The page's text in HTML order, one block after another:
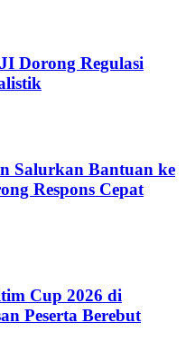
Dorong Regulasi
Salurkan Bantuan ke
Respons Cepat
Cup 2026 di
Peserta Berebut